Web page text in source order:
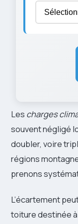
Les charges
souvent négligé
doubler, voire
régions
prenons
L’écartement
toiture destinée